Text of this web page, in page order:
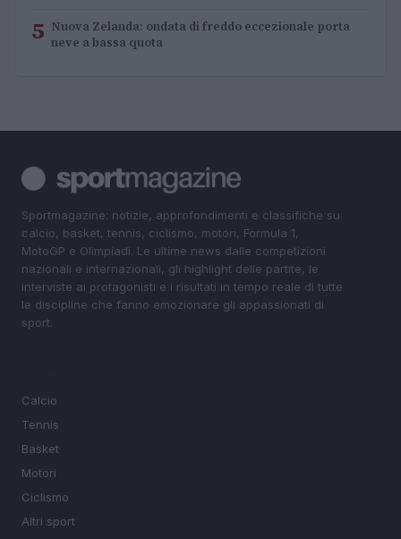
5 Nuova Zelanda: ondata di freddo eccezionale porta
neve a bassa quota
Sportmagazine: notizie, approfondimenti e classifiche su
calcio, basket, tennis, ciclismo, motori, Formula 1,
MotoGP e Olimpiadi. Le ultime news dalle competizioni
nazionali e internazionali, gli highlight delle partite, le
interviste ai protagonisti e i risultati in tempo reale di tutte
le discipline che fanno emozionare gli appassionati di
sport.
Calcio
Tennis
Basket
Motori
Ciclismo
Altri sport